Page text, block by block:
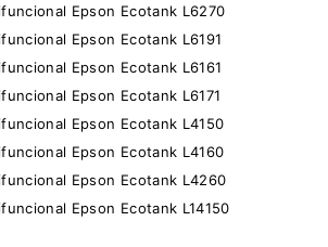
Epson Ecotank L6270
Epson Ecotank L6191
Epson Ecotank L6161
Epson Ecotank L6171
Epson Ecotank L4150
Epson Ecotank L4160
Epson Ecotank L4260
Epson Ecotank L14150